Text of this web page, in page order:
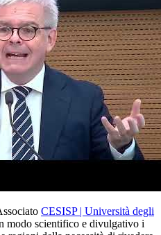
CESISP | Università degli
modo scientifico e divulgativo i